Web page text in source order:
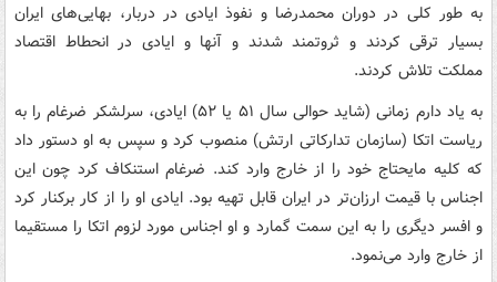
به طور کلی در دوران محمدرضا و نفوذ ایادی در دربار، بهایی‌های ایران
بسیار ترقی کردند و ثروتمند شدند و آنها و ایادی در انحطاط اقتصاد
مملکت تلاش کردند.
به یاد دارم زمانی (شاید حوالی سال ۵۱ یا ۵۲) ایادی، سرلشکر ضرغام را به
ریاست اتکا (سازمان تدارکاتی ارتش) منصوب کرد و سپس به او دستور داد
که کلیه مایحتاج خود را از خارج وارد کند. ضرغام استنکاف کرد چون این
اجناس با قیمت ارزان‌تر در ایران قابل تهیه بود. ایادی او را از کار برکنار کرد
و افسر دیگری را به این سمت گمارد و او اجناس مورد لزوم اتکا را مستقیما
از خارج وارد می‌نمود.